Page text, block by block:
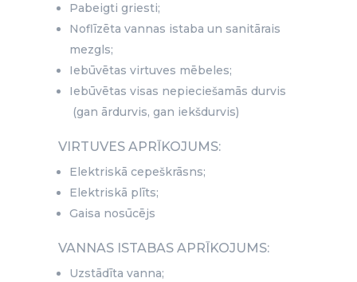
Pabeigti griesti;
Noflīzēta vannas istaba un sanitārais
mezgls;
Iebūvētas virtuves mēbeles;
Iebūvētas visas nepieciešamās durvis
(gan ārdurvis, gan iekšdurvis)
VIRTUVES APRĪKOJUMS:
Elektriskā cepeškrāsns;
Elektriskā plīts;
Gaisa nosūcējs
VANNAS ISTABAS APRĪKOJUMS:
Uzstādīta vanna;